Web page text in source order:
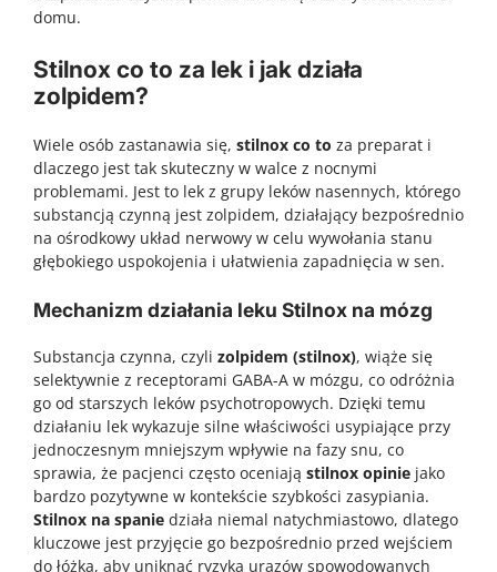
domu.
Stilnox co to za lek i jak działa
zolpidem?
Wiele osób zastanawia się, stilnox co to za preparat i
dlaczego jest tak skuteczny w walce z nocnymi
problemami. Jest to lek z grupy leków nasennych, którego
substancją czynną jest zolpidem, działający bezpośrednio
na ośrodkowy układ nerwowy w celu wywołania stanu
głębokiego uspokojenia i ułatwienia zapadnięcia w sen.
Mechanizm działania leku Stilnox na mózg
Substancja czynna, czyli zolpidem (stilnox), wiąże się
selektywnie z receptorami GABA-A w mózgu, co odróżnia
go od starszych leków psychotropowych. Dzięki temu
działaniu lek wykazuje silne właściwości usypiające przy
jednoczesnym mniejszym wpływie na fazy snu, co
sprawia, że pacjenci często oceniają stilnox opinie jako
bardzo pozytywne w kontekście szybkości zasypiania.
Stilnox na spanie działa niemal natychmiastowo, dlatego
kluczowe jest przyjęcie go bezpośrednio przed wejściem
do łóżka, aby uniknąć ryzyka urazów spowodowanych